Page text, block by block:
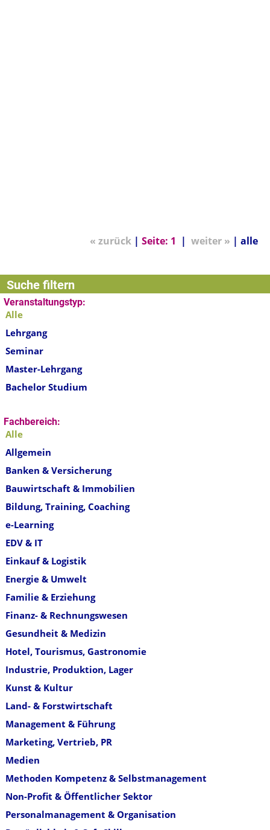
« zurück | Seite: 1 | weiter » | alle
Suche filtern
Veranstaltungstyp:
Alle
Lehrgang
Seminar
Master-Lehrgang
Bachelor Studium
Fachbereich:
Alle
Allgemein
Banken & Versicherung
Bauwirtschaft & Immobilien
Bildung, Training, Coaching
e-Learning
EDV & IT
Einkauf & Logistik
Energie & Umwelt
Familie & Erziehung
Finanz- & Rechnungswesen
Gesundheit & Medizin
Hotel, Tourismus, Gastronomie
Industrie, Produktion, Lager
Kunst & Kultur
Land- & Forstwirtschaft
Management & Führung
Marketing, Vertrieb, PR
Medien
Methoden Kompetenz & Selbstmanagement
Non-Profit & Öffentlicher Sektor
Personalmanagement & Organisation